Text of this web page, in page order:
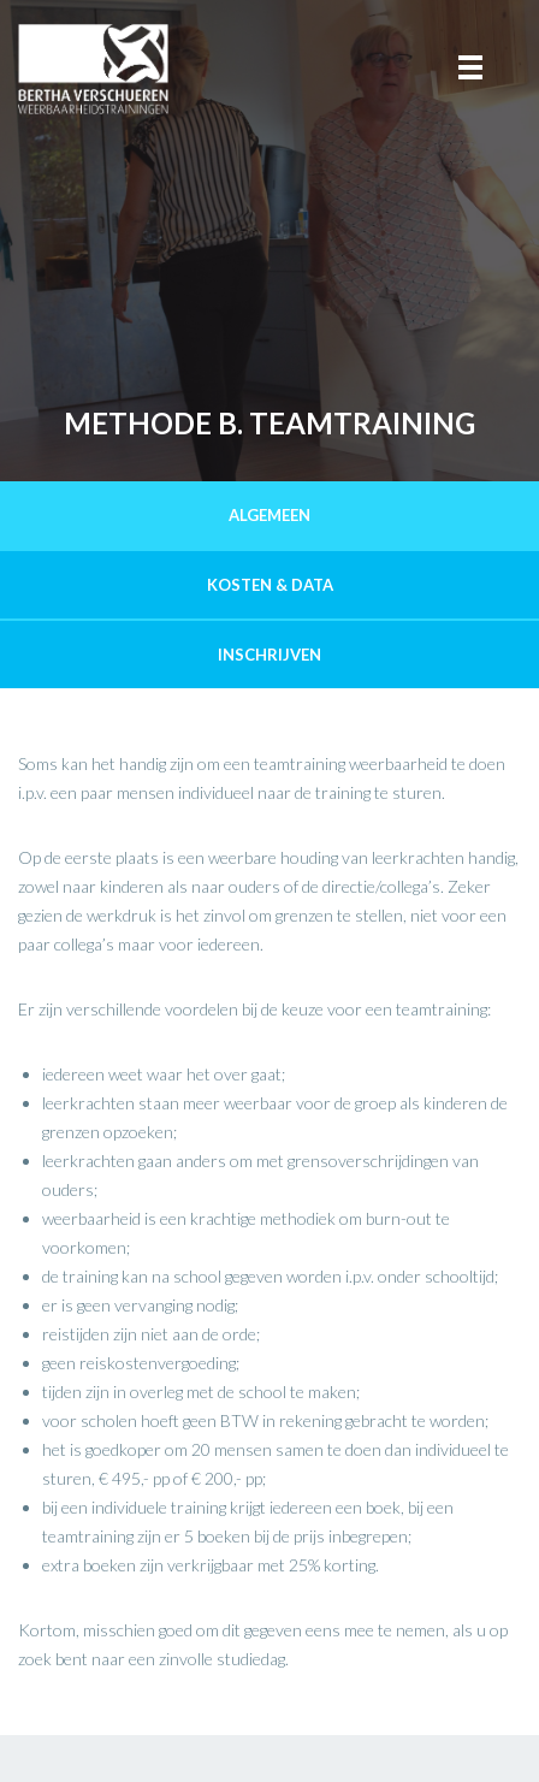
METHODE B. TEAMTRAINING
ALGEMEEN
KOSTEN & DATA
INSCHRIJVEN
Soms kan het handig zijn om een teamtraining weerbaarheid te doen
i.p.v. een paar mensen individueel naar de training te sturen.
Op de eerste plaats is een weerbare houding van leerkrachten handig,
zowel naar kinderen als naar ouders of de directie/collega’s. Zeker
gezien de werkdruk is het zinvol om grenzen te stellen, niet voor een
paar collega’s maar voor iedereen.
Er zijn verschillende voordelen bij de keuze voor een teamtraining:
iedereen weet waar het over gaat;
leerkrachten staan meer weerbaar voor de groep als kinderen de
grenzen opzoeken;
leerkrachten gaan anders om met grensoverschrijdingen van
ouders;
weerbaarheid is een krachtige methodiek om burn-out te
voorkomen;
de training kan na school gegeven worden i.p.v. onder schooltijd;
er is geen vervanging nodig;
reistijden zijn niet aan de orde;
geen reiskostenvergoeding;
tijden zijn in overleg met de school te maken;
voor scholen hoeft geen BTW in rekening gebracht te worden;
het is goedkoper om 20 mensen samen te doen dan individueel te
sturen, € 495,- pp of € 200,- pp;
bij een individuele training krijgt iedereen een boek, bij een
teamtraining zijn er 5 boeken bij de prijs inbegrepen;
extra boeken zijn verkrijgbaar met 25% korting.
Kortom, misschien goed om dit gegeven eens mee te nemen, als u op
zoek bent naar een zinvolle studiedag.